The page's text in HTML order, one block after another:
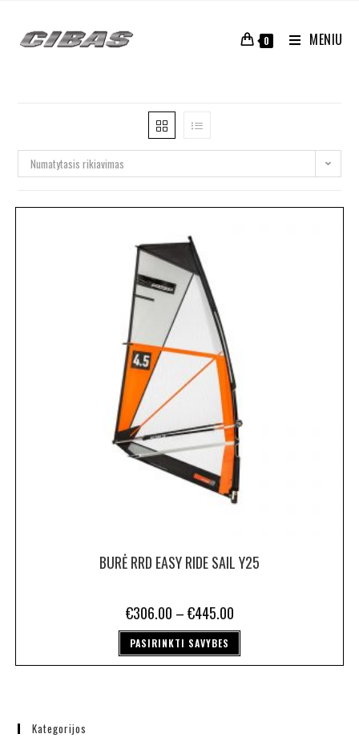
0 MENIU
Numatytasis rikiavimas
BURĖ RRD EASY RIDE SAIL Y25
€306.00 –€445.00
PASIRINKTI SAVYBES
Kategorijos